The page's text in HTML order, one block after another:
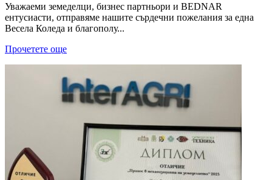
Уважаеми земеделци, бизнес партньори и BEDNAR
ентусиасти, отправяме нашите сърдечни пожелания за една
Весела Коледа и благополу...
Прочетете още